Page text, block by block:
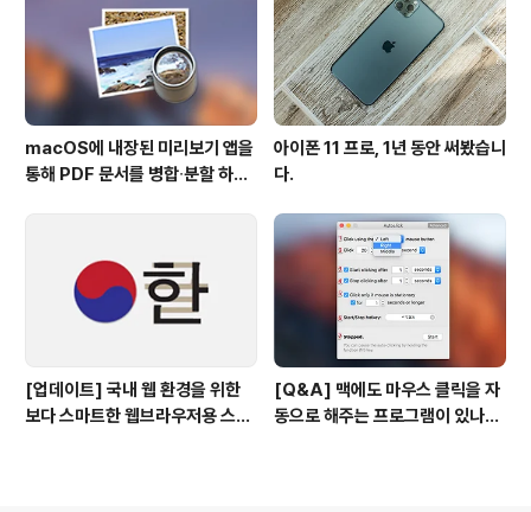
macOS에 내장된 미리보기 앱을
통해 PDF 문서를 병합∙분할 하는
아이폰 11 프로, 1년 동안 써봤습니
다.
[업데이트] 국내 웹 환경을 위한
보다 스마트한 웹브라우저용 스타
[Q&A] 맥에도 마우스 클릭을 자
동으로 해주는 프로그램이 있나